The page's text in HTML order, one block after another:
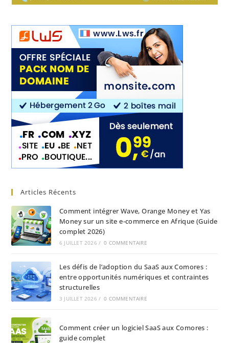
Articles Récents
Comment intégrer Wave, Orange Money et Yas
Money sur un site e-commerce en Afrique (Guide
complet 2026)
6 JUILLET 2026 / 0 COMMENTAIRE
Les défis de l’adoption du SaaS aux Comores :
entre opportunités numériques et contraintes
structurelles
3 JUILLET 2026 / 0 COMMENTAIRE
Comment créer un logiciel SaaS aux Comores :
guide complet